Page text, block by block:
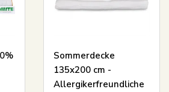
Sommerdecke
135x200 cm -
Allergikerfreundliche